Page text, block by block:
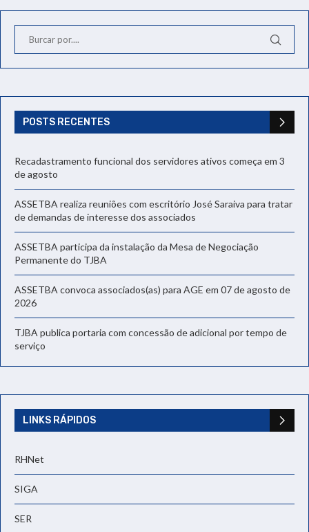
POSTS RECENTES
Recadastramento funcional dos servidores ativos começa em 3
de agosto
ASSETBA realiza reuniões com escritório José Saraiva para tratar
de demandas de interesse dos associados
ASSETBA participa da instalação da Mesa de Negociação
Permanente do TJBA
ASSETBA convoca associados(as) para AGE em 07 de agosto de
2026
TJBA publica portaria com concessão de adicional por tempo de
serviço
LINKS RÁPIDOS
RHNet
SIGA
SER